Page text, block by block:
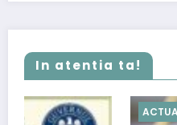
In atentia ta!
ACTUAL Anunturi